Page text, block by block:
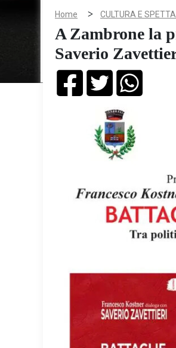
Home > CULTURA E
A Zambrone la
Saverio